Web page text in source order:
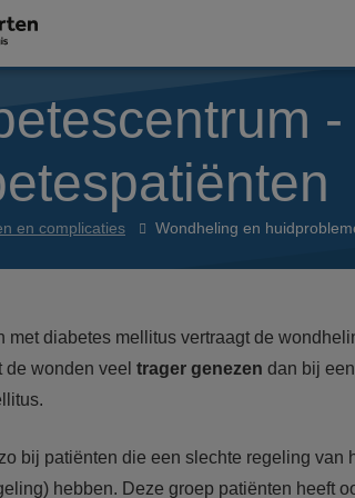
gaan
en complicaties Wondheling en
met diabetes mellitus vertraagt de
de wonden veel trager genezen dan bij
bij patiënten die een slechte regeling van
hebben. Deze groep patiënten heeft